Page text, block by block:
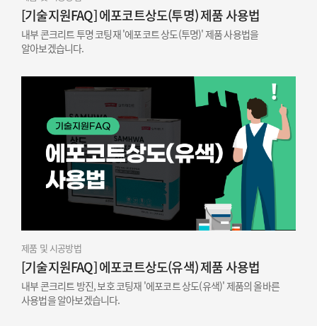
[기술지원FAQ] 에포코트상도(투명) 제품 사용법
내부 콘크리트 투명 코팅재 '에포코트 상도(투명)' 제품 사용법을
알아보겠습니다.
제품 및 시공방법
[기술지원FAQ] 에포코트상도(유색) 제품 사용법
내부 콘크리트 방진, 보호 코팅재 '에포코트 상도(유색)' 제품의 올바른
사용법을 알아보겠습니다.